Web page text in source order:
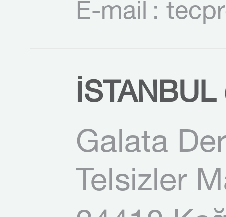
E-mail :
Galata
Telsizler